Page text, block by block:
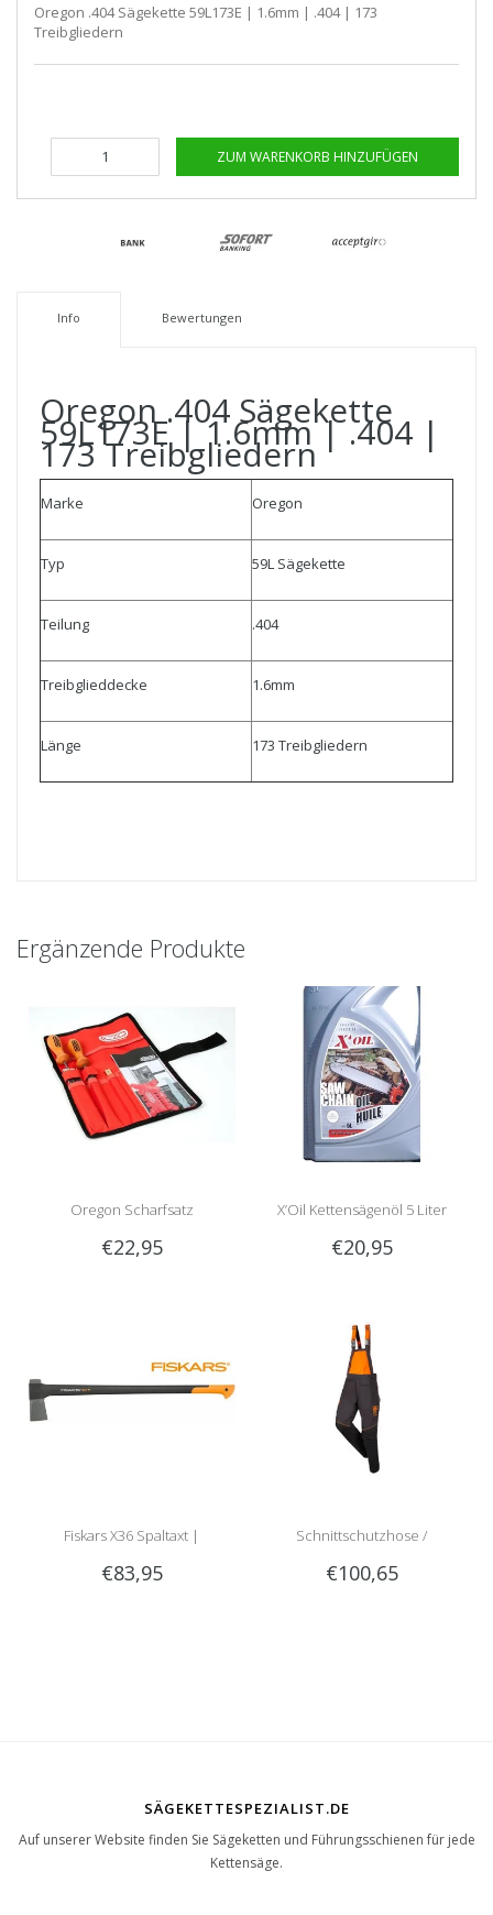
Oregon .404 Sägekette 59L173E | 1.6mm | .404 | 173
Treibgliedern
ZUM WARENKORB HINZUFÜGEN
Info Bewertungen
Oregon .404 Sägekette
59L173E | 1.6mm | .404 |
173 Treibgliedern
Marke Oregon
Typ 59L Sägekette
Teilung .404
Treibglieddecke 1.6mm
Länge 173 Treibgliedern
Ergänzende Produkte
Oregon Scharfsatz
€22,95
X’Oil Kettensägenöl 5 Liter
€20,95
Fiskars X36 Spaltaxt |
meistverkaufte Spaltaxt!
€83,95
Schnittschutzhose /
Schnittschutzlatzhose Sip
€100,65
SÄGEKETTESPEZIALIST.DE
Auf unserer Website finden Sie Sägeketten und Führungsschienen für jede
Kettensäge.